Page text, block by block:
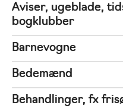
Aviser, ugeblade,
bogklubber
Barnevogne
Bedemænd
Behandlinger, fx